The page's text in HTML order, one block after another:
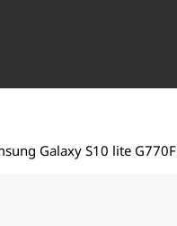
Galaxy S10 lite G770F